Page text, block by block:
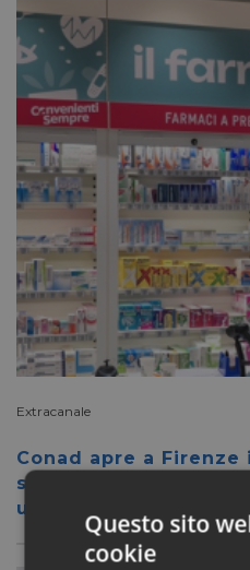
Extracanale
Conad apre a
suo nuovo format
uno, parafarmacia
Questo sito
cookie